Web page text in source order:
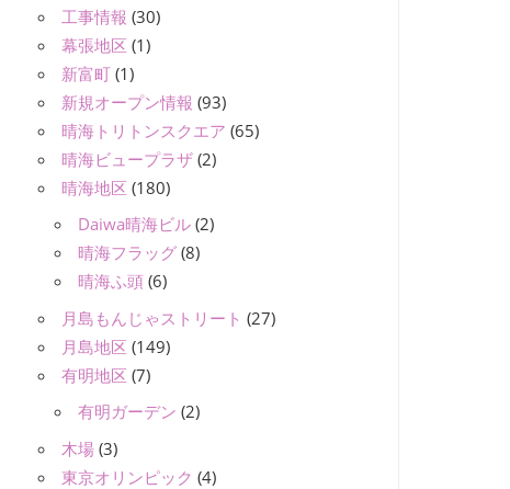
工事情報 (30)
幕張地区 (1)
新富町 (1)
新規オープン情報 (93)
晴海トリトンスクエア (65)
晴海ビュープラザ (2)
晴海地区 (180)
Daiwa晴海ビル (2)
晴海フラッグ (8)
晴海ふ頭 (6)
月島もんじゃストリート (27)
月島地区 (149)
有明地区 (7)
有明ガーデン (2)
木場 (3)
東京オリンピック (4)